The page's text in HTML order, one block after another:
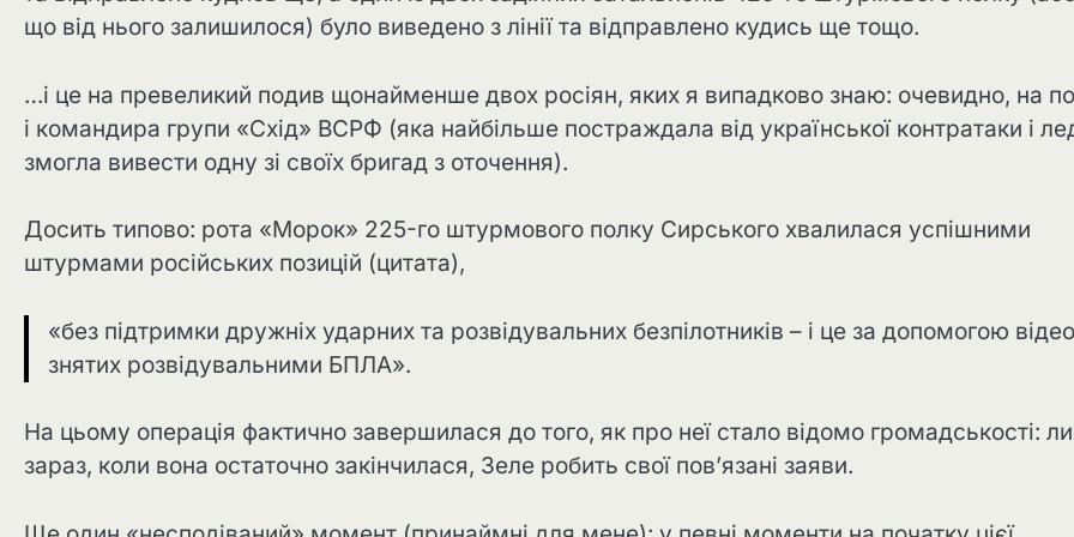
що від нього залишилося) було виведено з лінії та відправлено кудись ще тощо.
…і це на превеликий подив щонайменше двох росіян, яких я випадково знаю: очевидно, на
і командира групи «Схід» ВСРФ (яка найбільше постраждала від української контратаки і
змогла вивести одну зі своїх бригад з оточення).
Досить типово: рота «Морок» 225-го штурмового полку Сирського хвалилася успішними
штурмами російських позицій (цитата),
«без підтримки дружніх ударних та розвідувальних безпілотників – і це за допомогою
знятих розвідувальними БПЛА».
На цьому операція фактично завершилася до того, як про неї стало відомо громадськості:
зараз, коли вона остаточно закінчилася, Зеле робить свої пов’язані заяви.